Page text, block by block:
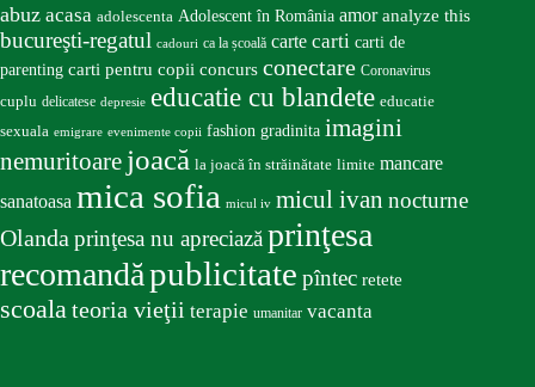
abuz acasa adolescenta Adolescent în România amor analyze this
bucureşti-regatul cadouri ca la școală carte carti carti de
parenting carti pentru copii concurs conectare Coronavirus
cuplu delicatese depresie educatie cu blandete educatie
sexuala emigrare evenimente copii fashion gradinita imagini
nemuritoare joacă la joacă în străinătate limite mancare
sanatoasa mica sofia micul iv micul ivan nocturne
Olanda prinţesa nu apreciază prinţesa
recomandăpublicitate pîntec retete
scoala teoria vieţii terapie umanitar vacanta